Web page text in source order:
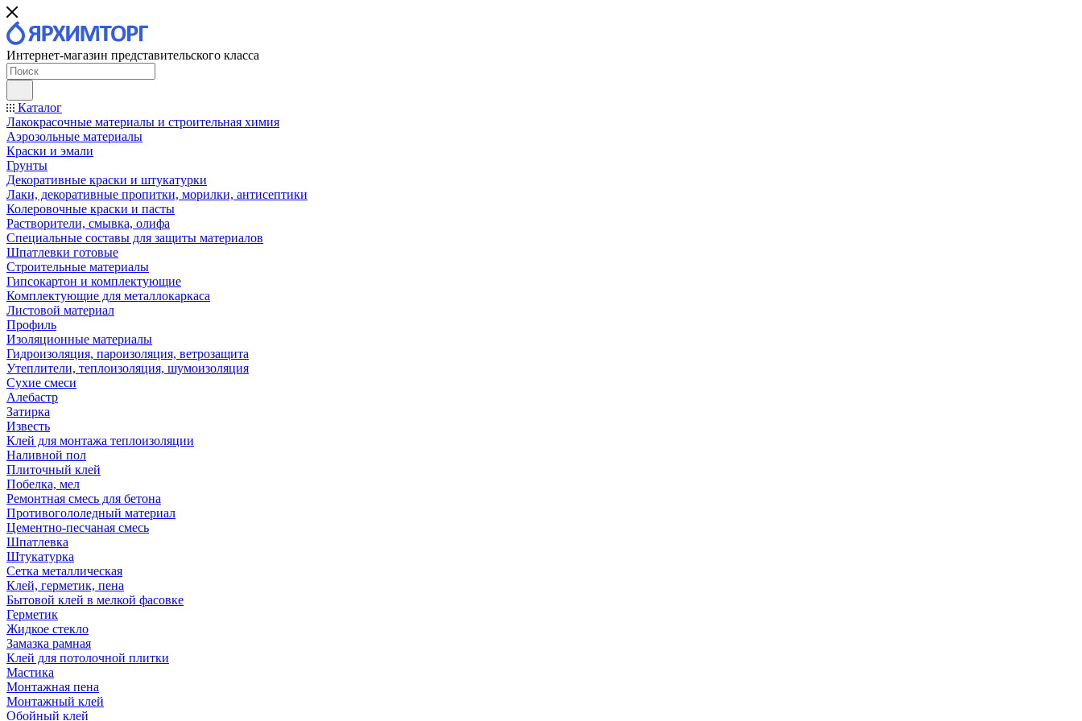
Интернет-магазин представительского класса
Каталог
Лакокрасочные материалы и строительная химия
Аэрозольные материалы
Краски и эмали
Грунты
Декоративные краски и штукатурки
Лаки, декоративные пропитки, морилки, антисептики
Колеровочные краски и пасты
Растворители, смывка, олифа
Специальные составы для защиты материалов
Шпатлевки готовые
Строительные материалы
Гипсокартон и комплектующие
Комплектующие для металлокаркаса
Листовой материал
Профиль
Изоляционные материалы
Гидроизоляция, пароизоляция, ветрозащита
Утеплители, теплоизоляция, шумоизоляция
Сухие смеси
Алебастр
Затирка
Известь
Клей для монтажа теплоизоляции
Наливной пол
Плиточный клей
Побелка, мел
Ремонтная смесь для бетона
Противогололедный материал
Цементно-песчаная смесь
Шпатлевка
Штукатурка
Сетка металлическая
Клей, герметик, пена
Бытовой клей в мелкой фасовке
Герметик
Жидкое стекло
Замазка рамная
Клей для потолочной плитки
Мастика
Монтажная пена
Монтажный клей
Обойный клей